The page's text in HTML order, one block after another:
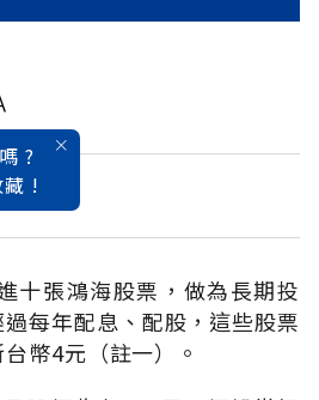
?
!
特刊
十張鴻海股票，做為長期投
每年配息、配股，這些股票
幣4元（註一）。